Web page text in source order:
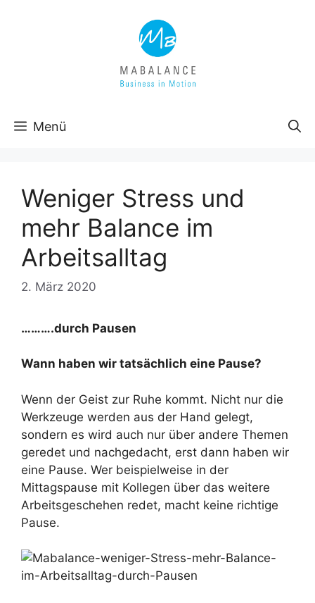
Menü
Weniger Stress und
mehr Balance im
Arbeitsalltag
2. März 2020
……….durch Pausen
Wann haben wir tatsächlich eine Pause?
Wenn der Geist zur Ruhe kommt. Nicht nur die
Werkzeuge werden aus der Hand gelegt,
sondern es wird auch nur über andere Themen
geredet und nachgedacht, erst dann haben wir
eine Pause. Wer beispielweise in der
Mittagspause mit Kollegen über das weitere
Arbeitsgeschehen redet, macht keine richtige
Pause.